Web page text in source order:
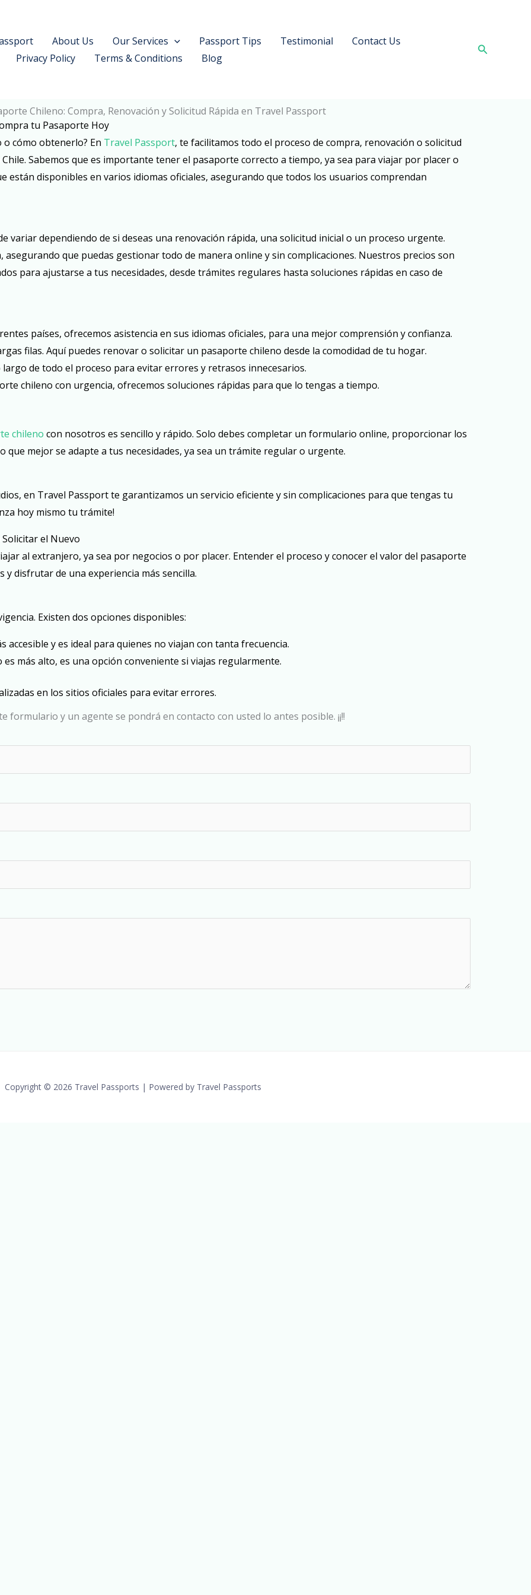
About Us Our Services Passport Tips Testimonial
Contact Us
Privacy Policy Terms & Conditions Blog
Search
Chileno: Compra, Renovación y Solicitud Rápida en Travel Passport
tu Pasaporte Hoy
cómo obtenerlo? En Travel Passport, te facilitamos todo el proceso de compra, renovación o solicitud
Sabemos que es importante tener el pasaporte correcto a tiempo, ya sea para viajar por placer o
están disponibles en varios idiomas oficiales, asegurando que todos los usuarios comprendan
variar dependiendo de si deseas una renovación rápida, una solicitud inicial o un proceso urgente.
asegurando que puedas gestionar todo de manera online y sin complicaciones. Nuestros precios son
para ajustarse a tus necesidades, desde trámites regulares hasta soluciones rápidas en caso de
países, ofrecemos asistencia en sus idiomas oficiales, para una mejor comprensión y confianza.
filas. Aquí puedes renovar o solicitar un pasaporte chileno desde la comodidad de tu hogar.
largo de todo el proceso para evitar errores y retrasos innecesarios.
chileno con urgencia, ofrecemos soluciones rápidas para que lo tengas a tiempo.
chileno con nosotros es sencillo y rápido. Solo debes completar un formulario online, proporcionar los
que mejor se adapte a tus necesidades, ya sea un trámite regular o urgente.
en Travel Passport te garantizamos un servicio eficiente y sin complicaciones para que tengas tu
hoy mismo tu trámite!
el Nuevo
al extranjero, ya sea por negocios o por placer. Entender el proceso y conocer el valor del pasaporte
disfrutar de una experiencia más sencilla.
Existen dos opciones disponibles:
accesible y es ideal para quienes no viajan con tanta frecuencia.
es más alto, es una opción conveniente si viajas regularmente.
en los sitios oficiales para evitar errores.
formulario y un agente se pondrá en contacto con usted lo antes posible. ¡¡!!
Copyright © 2026 Travel Passports | Powered by Travel Passports